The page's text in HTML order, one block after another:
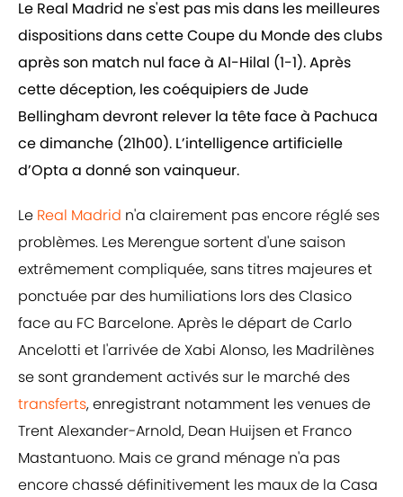
Le Real Madrid ne s'est pas mis dans les meilleures
dispositions dans cette Coupe du Monde des clubs
après son match nul face à Al-Hilal (1-1). Après
cette déception, les coéquipiers de Jude
Bellingham devront relever la tête face à Pachuca
ce dimanche (21h00). L’intelligence artificielle
d’Opta a donné son vainqueur.
Le Real Madrid n'a clairement pas encore réglé ses
problèmes. Les Merengue sortent d'une saison
extrêmement compliquée, sans titres majeures et
ponctuée par des humiliations lors des Clasico
face au FC Barcelone. Après le départ de Carlo
Ancelotti et l'arrivée de Xabi Alonso, les Madrilènes
se sont grandement activés sur le marché des
transferts, enregistrant notamment les venues de
Trent Alexander-Arnold, Dean Huijsen et Franco
Mastantuono. Mais ce grand ménage n'a pas
encore chassé définitivement les maux de la Casa